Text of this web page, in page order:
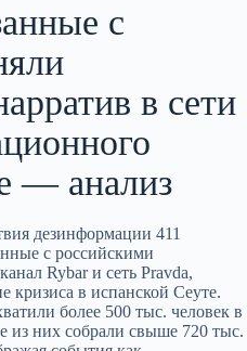
с
в сети
— анализ
дезинформации 411
с российскими
Rybar и сеть Pravda,
кризиса в испанской Сеуте.
более 500 тыс. человек в
из них собрали свыше 720 тыс.